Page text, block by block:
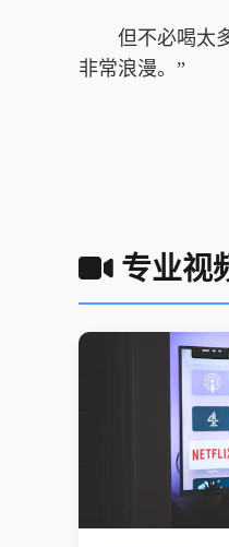
但不必喝太多
非常浪漫。”
专业视